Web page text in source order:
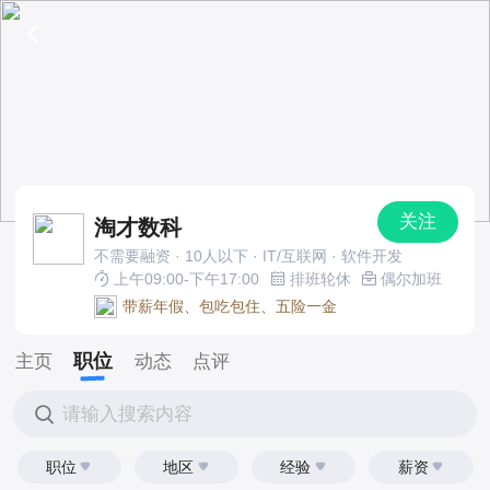
淘才数科 关注
不需要融资 · 10人以下 · IT/互联网 · 软件开发
上午09:00-下午17:00
排班轮休
偶尔加班
带薪年假、包吃包住、五险一金
主页 职位 动态 点评
请输入搜索内容
职位 地区 经验 薪资